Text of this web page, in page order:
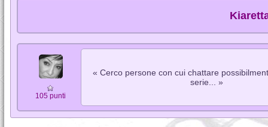
105 punti
« Cerco persone con cui chattare
serie... »